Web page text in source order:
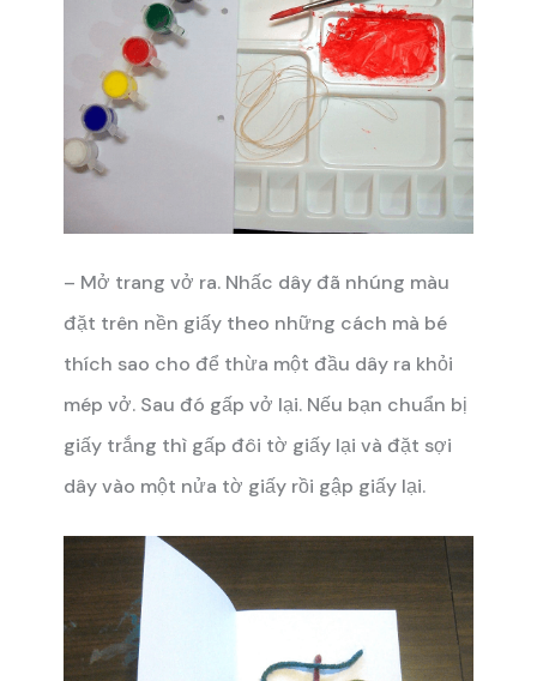
– Mở trang vở ra. Nhấc dây đã nhúng màu
đặt trên nền giấy theo những cách mà bé
thích sao cho để thừa một đầu dây ra khỏi
mép vở. Sau đó gấp vở lại. Nếu bạn chuẩn bị
giấy trắng thì gấp đôi tờ giấy lại và đặt sợi
dây vào một nửa tờ giấy rồi gập giấy lại.